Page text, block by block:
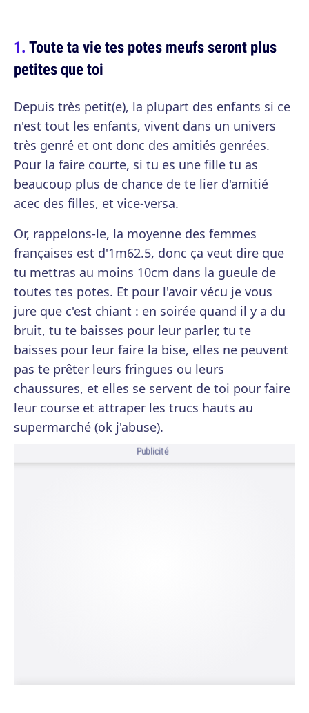
Toute ta vie tes potes meufs seront plus
petites que toi
Depuis très petit(e), la plupart des enfants si ce
n'est tout les enfants, vivent dans un univers
très genré et ont donc des amitiés genrées.
Pour la faire courte, si tu es une fille tu as
beaucoup plus de chance de te lier d'amitié
acec des filles, et vice-versa.
Or, rappelons-le, la moyenne des femmes
françaises est d'1m62.5, donc ça veut dire que
tu mettras au moins 10cm dans la gueule de
toutes tes potes. Et pour l'avoir vécu je vous
jure que c'est chiant : en soirée quand il y a du
bruit, tu te baisses pour leur parler, tu te
baisses pour leur faire la bise, elles ne peuvent
pas te prêter leurs fringues ou leurs
chaussures, et elles se servent de toi pour faire
leur course et attraper les trucs hauts au
supermarché (ok j'abuse).
Publicité